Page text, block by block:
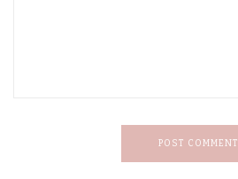
POST COMMENT